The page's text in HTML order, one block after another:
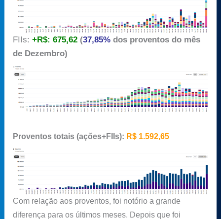
FIIs:+R$: 675,62 (37,85% dos proventos do mês
de Dezembro)
Proventos totais (ações+FIIs): R$ 1.592,65
Com relação aos proventos, foi notório a grande
diferença para os últimos meses. Depois que foi